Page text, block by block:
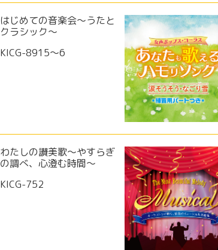
はじめての音楽会～うたと
クラシック～
KICG-8915～6
わたしの讃美歌～やすらぎ
の調べ、心澄む時間～
KICG-752